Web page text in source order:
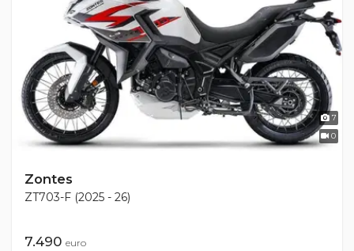
7
0
Zontes
ZT703-F (2025 - 26)
7.490 euro